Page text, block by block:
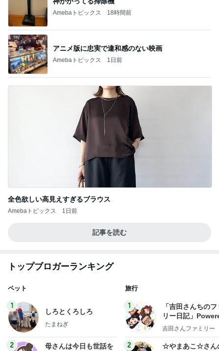
Amebaトピックス 18時間前
アニメ版に忠実で違和感のない映画
Amebaトピックス 1日前
全色欲しい高見えすぎるブラウス
Amebaトピックス 1日前
記事を読む
トップブロガーランキング
ペット
1
しろとくろしろ
たまねぎ
2
母さんは今日も世話を
旅行
1
「吉田さんちの
リー日記」
y Ameba 吉田さ
ログ
吉田さんファミリー
2
☆やまあこ☆さん